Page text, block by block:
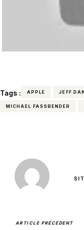
Tags : APPLE JEFF
MICHAEL FASSBENDER
ARTICLE PRÉCÉDENT